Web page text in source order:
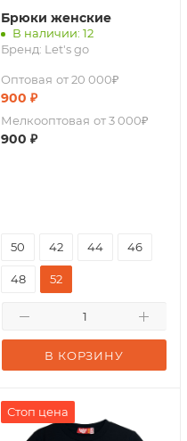
Брюки женские
В наличии: 12
Бренд: Let's go
Оптовая от 20 000₽
900 ₽
Мелкооптовая от 3 000₽
900 ₽
В КОРЗИНУ
50 42 44 46
48 52
Стоп цена